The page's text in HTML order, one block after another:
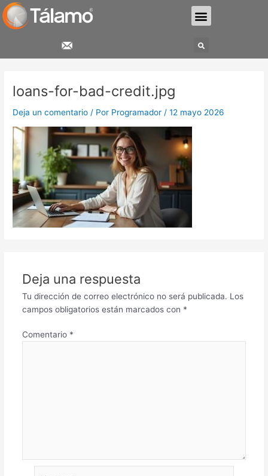
al
contenido
Menu
Search
loans-for-bad-credit.jpg
Deja un comentario / Por Programador /12 mayo 2026
Deja una respuesta
Tu dirección de correo electrónico no será publicada. Los
campos obligatorios están marcados con *
Comentario *